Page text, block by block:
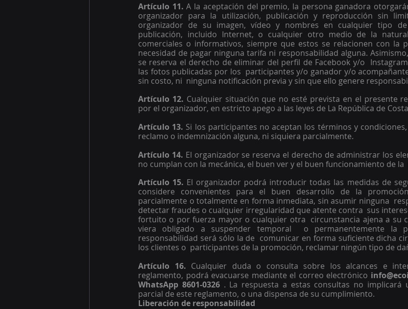
Artículo 11. A la aceptación del premio, la persona ganadora
organizador para la utilización, publicación y reproducción sin
organizador de su imagen, vídeo y nombres en cualquier tipo
publicación, incluido Internet, o cualquier otro medio de la
comerciales o informativos, siempre que estos se relacionen con la
necesidad de pagar ninguna tarifa ni responsabilidad alguna.
se reserva el derecho de eliminar del perfil de Facebook y/o
las fotos publicadas por los  participantes y/o ganador y/o
sin costo, ni  ninguna notificación previa y sin que ello genere
Artículo 12. Cualquier situación que no esté prevista en el presente
por el organizador, en estricto apego a las leyes de La República de
Artículo 13. Si los participantes no aceptan los términos y
reclamo o indemnización alguna, ni siquiera parcialmente.
Artículo 14. El organizador se reserva el derecho de administrar los
no cumplan con la mecánica, el buen ver y el buen funcionamiento de la
Artículo 15. El organizador podrá introducir todas las medidas de
considere convenientes para el buen desarrollo de la
parcialmente o totalmente en forma inmediata, sin asumir ninguna
detectar fraudes o cualquier irregularidad que atente contra  sus
fortuito o por fuerza mayor o cualquier otra  circunstancia ajena a su
viera obligado a suspender temporal  o permanentemente la
responsabilidad será sólo la de  comunicar en forma suficiente dicha
los clientes o  participantes de la promoción, reclamar ningún tipo de
Artículo 16. Cualquier duda o consulta sobre los alcances e
reglamento, podrá evacuarse mediante el correo electrónico
WhatsApp 8601-0326 . La respuesta a estas consultas no implicará
parcial de este reglamento, o una dispensa de su cumplimiento.
Liberación de responsabilidad